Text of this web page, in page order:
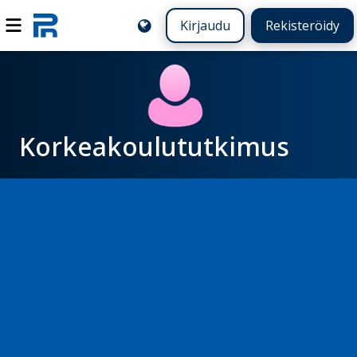
Kirjaudu Rekisteröidy
Korkeakoulututkimus